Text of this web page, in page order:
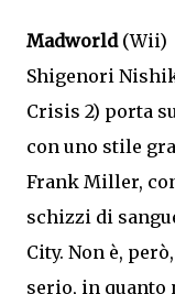
Madworld (Wii)
Shigenori
Crisis 2) porta
con uno stile
Frank Miller,
schizzi di
City. Non è,
serio, in